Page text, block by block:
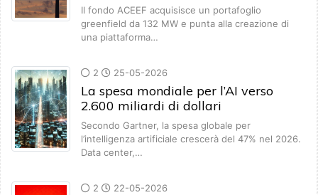
Il fondo ACEEF acquisisce un portafoglio
greenfield da 132 MW e punta alla creazione di
una piattaforma…
2 25-05-2026
La spesa mondiale per l’AI verso
2.600 miliardi di dollari
Secondo Gartner, la spesa globale per
l’intelligenza artificiale crescerà del 47% nel 2026.
Data center,…
2 22-05-2026